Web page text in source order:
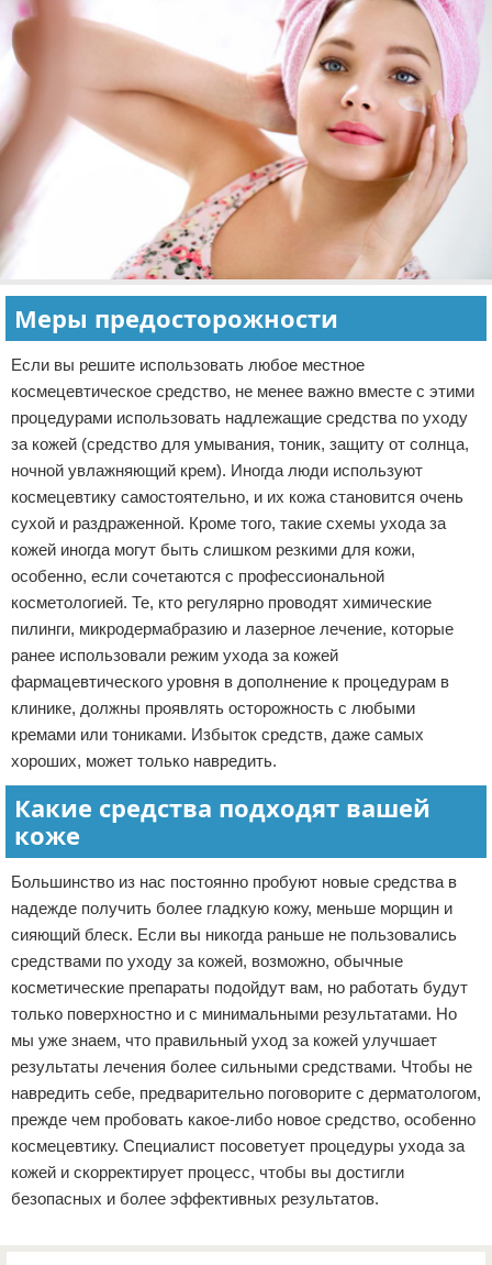
Меры предосторожности
Если вы решите использовать любое местное
космецевтическое средство, не менее важно вместе с этими
процедурами использовать надлежащие средства по уходу
за кожей (средство для умывания, тоник, защиту от солнца,
ночной увлажняющий крем). Иногда люди используют
космецевтику самостоятельно, и их кожа становится очень
сухой и раздраженной. Кроме того, такие схемы ухода за
кожей иногда могут быть слишком резкими для кожи,
особенно, если сочетаются с профессиональной
косметологией. Те, кто регулярно проводят химические
пилинги, микродермабразию и лазерное лечение, которые
ранее использовали режим ухода за кожей
фармацевтического уровня в дополнение к процедурам в
клинике, должны проявлять осторожность с любыми
кремами или тониками. Избыток средств, даже самых
хороших, может только навредить.
Какие средства подходят вашей
коже
Большинство из нас постоянно пробуют новые средства в
надежде получить более гладкую кожу, меньше морщин и
сияющий блеск. Если вы никогда раньше не пользовались
средствами по уходу за кожей, возможно, обычные
косметические препараты подойдут вам, но работать будут
только поверхностно и с минимальными результатами. Но
мы уже знаем, что правильный уход за кожей улучшает
результаты лечения более сильными средствами. Чтобы не
навредить себе, предварительно поговорите с дерматологом,
прежде чем пробовать какое-либо новое средство, особенно
космецевтику. Специалист посоветует процедуры ухода за
кожей и скорректирует процесс, чтобы вы достигли
безопасных и более эффективных результатов.